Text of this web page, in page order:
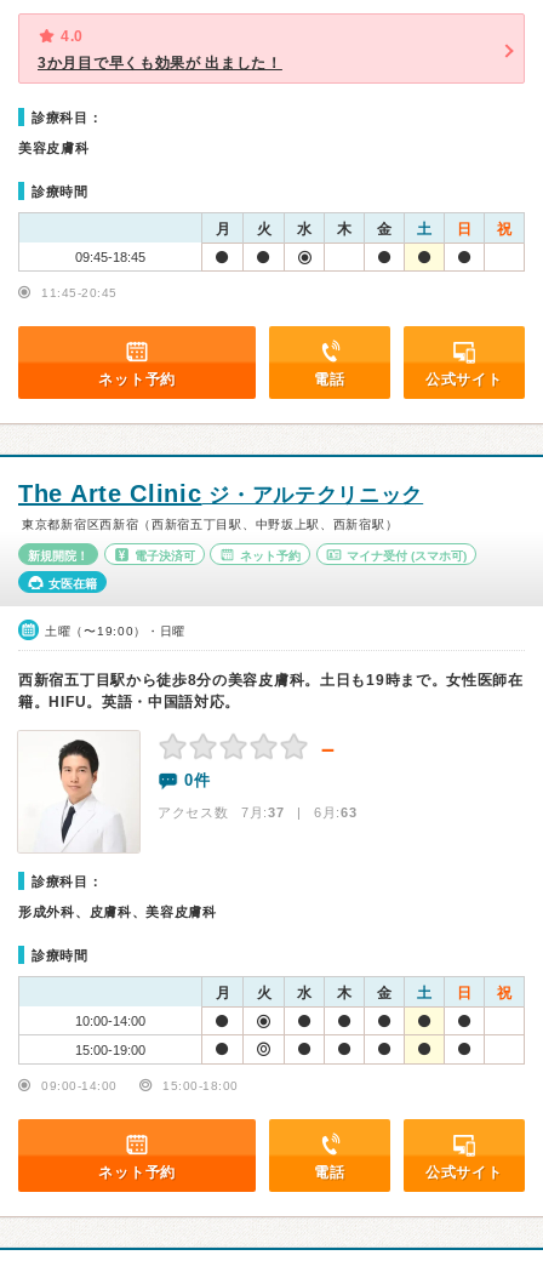
4.0
3か月目で早くも効果が 出ました！
診療科目：
美容皮膚科
診療時間
月 火 水 木 金 土 日 祝
09:45-18:45
11:45-20:45
ネット予約 電話 公式サイト
The Arte Clinic ジ・アルテクリニック
東京都新宿区西新宿（西新宿五丁目駅、中野坂上駅、西新宿駅）
新規開院！ 電子決済可 ネット予約 マイナ受付 (スマホ可)
女医在籍
土曜（〜19:00）・日曜
西新宿五丁目駅から徒歩8分の美容皮膚科。土日も19時まで。女性医師在
籍。HIFU。英語・中国語対応。
－
0件
アクセス数 7月:37 | 6月:63
診療科目：
形成外科、皮膚科、美容皮膚科
診療時間
月 火 水 木 金 土 日 祝
10:00-14:00
15:00-19:00
09:00-14:00 15:00-18:00
ネット予約 電話 公式サイト